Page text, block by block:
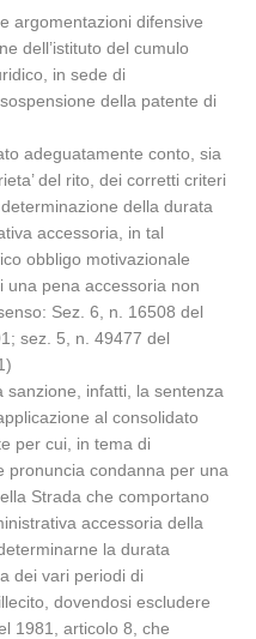
argomentazioni difensive
dell’istituto del cumulo
in sede di
della patente di
adeguatamente conto, sia
del rito, dei corretti criteri
della durata
accessoria, in tal
obbligo motivazionale
una pena accessoria non
Sez. 6, n. 16508 del
sez. 5, n. 49477 del
sanzione, infatti, la sentenza
al consolidato
per cui, in tema di
pronuncia condanna per una
Strada che comportano
accessoria della
la durata
dei vari periodi di
dovendosi escludere
1981, articolo 8, che